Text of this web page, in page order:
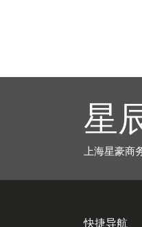
星
上海星豪商
快捷导航